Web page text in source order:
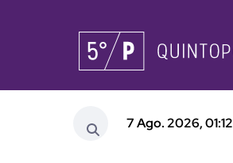
7 Ago. 2026, 01:12